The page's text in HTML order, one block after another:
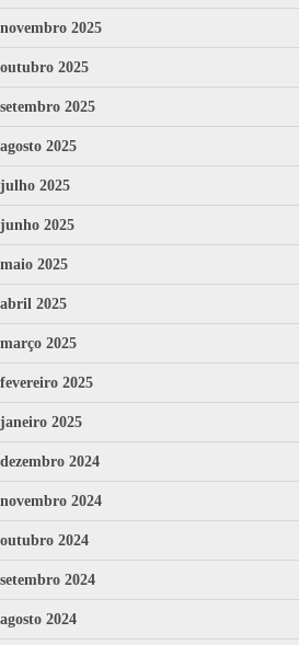
novembro 2025
outubro 2025
setembro 2025
agosto 2025
julho 2025
junho 2025
maio 2025
abril 2025
março 2025
fevereiro 2025
janeiro 2025
dezembro 2024
novembro 2024
outubro 2024
setembro 2024
agosto 2024